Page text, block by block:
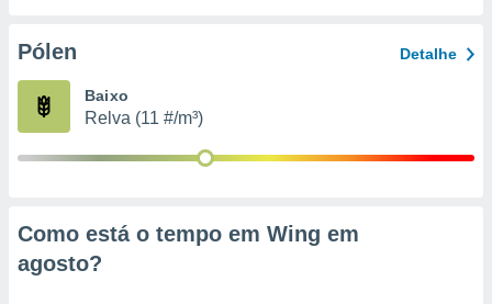
através
estudos
e
Pólen Detalhe
Baixo
Relva (11 #/m³)
Como está o tempo em Wing em
agosto?